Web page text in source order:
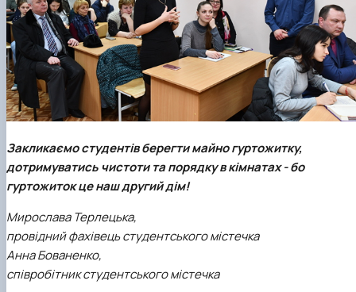
Закликаємо студентів берегти майно гуртожитку,
дотримуватись чистоти та порядку в кімнатах - бо
гуртожиток це наш другий дім!
Мирослава Терлецька,
провідний фахівець студентського містечка
Анна Бованенко,
співробітник студентського містечка